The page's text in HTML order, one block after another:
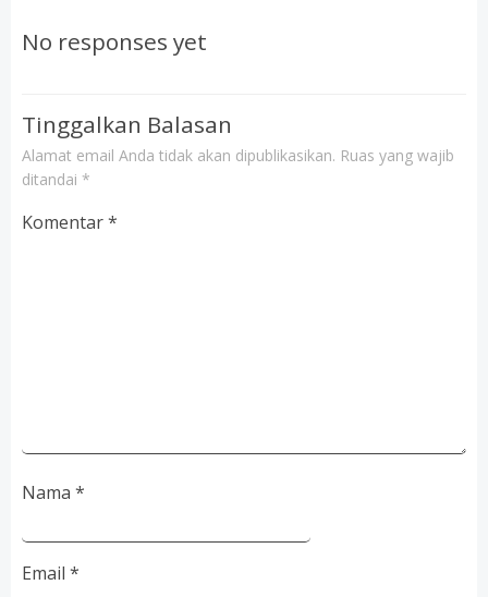
navigation
No responses yet
Tinggalkan Balasan
Alamat email Anda tidak akan dipublikasikan. Ruas yang wajib
ditandai *
Komentar*
Nama *
Email *